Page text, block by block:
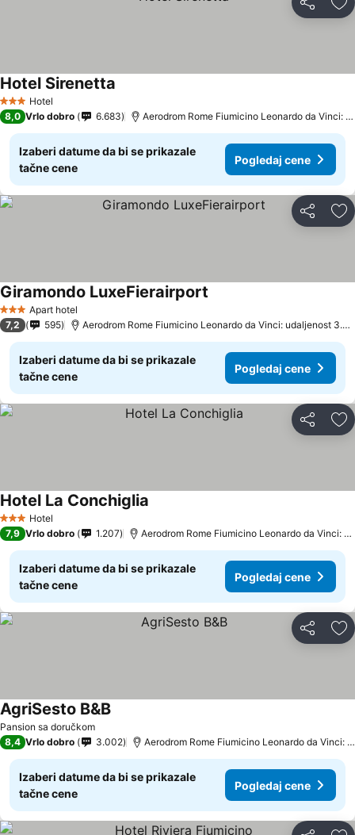
Deli
3 Zvezdice
Hotel
Hotel Sirenetta
8,0 Vrlo dobro 6.683 Aerodrom Rome Fiumicino Leonardo da Vinci: udaljenost 9.6 km
Izaberi datume da bi se prikazale
tačne cene
Pogledaj cene
Deli
3 ZvezdiceApart hotel
Giramondo LuxeFierairport
7,2 595 Aerodrom Rome Fiumicino Leonardo da Vinci: udaljenost 3.9 km
Izaberi datume da bi se prikazale
tačne cene
Pogledaj cene
Deli
3 Zvezdice
Hotel
Hotel La Conchiglia
7,9 Vrlo dobro 1.207 Aerodrom Rome Fiumicino Leonardo da Vinci: udaljenost 6.7 km
Izaberi datume da bi se prikazale
tačne cene
Pogledaj cene
Deli
Pansion sa doručkom
AgriSesto B&B
8,4 Vrlo dobro 3.002 Aerodrom Rome Fiumicino Leonardo da Vinci: udaljenost 0.8 km
Izaberi datume da bi se prikazale
tačne cene
Pogledaj cene